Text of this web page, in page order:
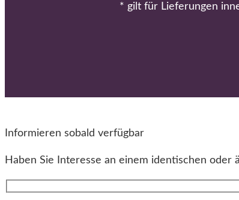
* gilt für Lieferungen
Informieren sobald verfügbar
Haben Sie Interesse an einem identischen